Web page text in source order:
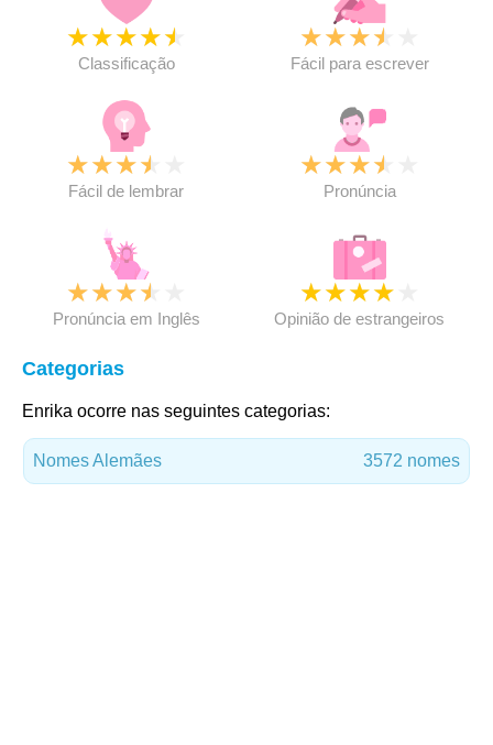
★★★★★
Classificação
★★★★
Fácil para escrever
★★★★
Fácil de lembrar
★★★★
Pronúncia
★★★★
Pronúncia em Inglês
★★★★
Opinião de estrangeiros
Categorias
Enrika ocorre nas seguintes categorias:
Nomes Alemães 3572 nomes